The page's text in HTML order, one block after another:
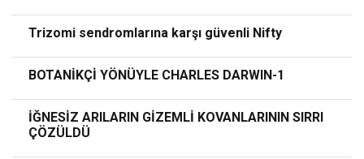
Trizomi sendromlarına karşı güvenli Nifty
BOTANİKÇİ YÖNÜYLE CHARLES DARWIN-1
İĞNESİZ ARILARIN GİZEMLİ KOVANLARININ SIRRI
ÇÖZÜLDÜ